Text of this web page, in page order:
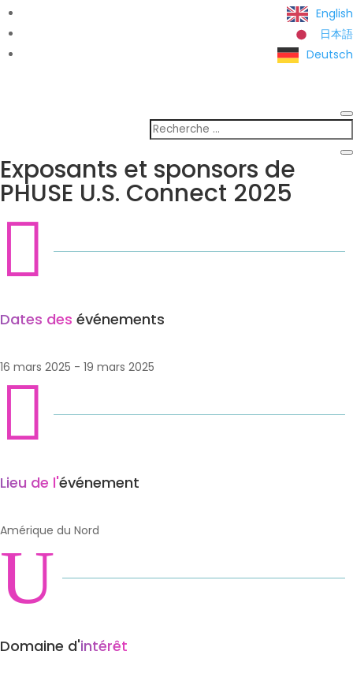
English
日本語
Deutsch
Exposants et sponsors de
PHUSE U.S. Connect 2025

Dates des événements
16 mars 2025 - 19 mars 2025

Lieu de l'événement
Amérique du Nord
U
Domaine d'intérêt